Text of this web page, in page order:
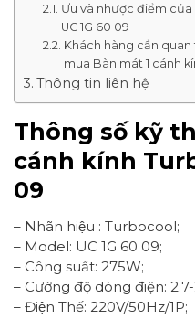
Ưu và nhược điểm của
UC 1G 60 09
Khách hàng cần
mua Bàn mát 1 cánh
Thông tin liên hệ
Thông số kỹ
cánh kính
09
– Nhãn hiệu : Turbocool;
– Model: UC 1G 60 09;
– Công suất: 275W;
– Cường độ dòng điện:
– Điện Thế: 220V/50Hz/1P;